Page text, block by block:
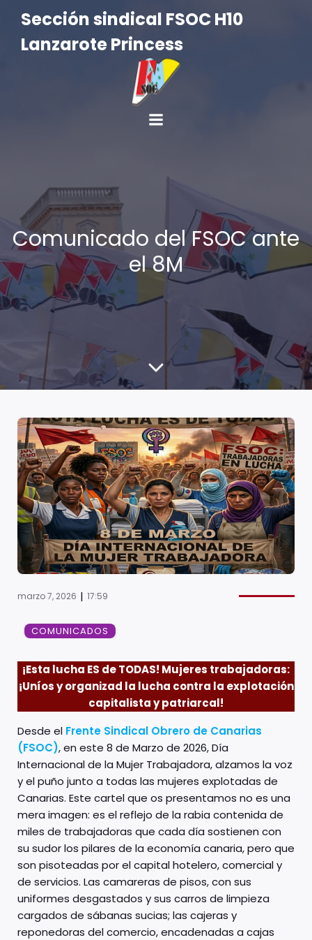
Sección sindical FSOC H10
Lanzarote Princess
Comunicado del FSOC ante
el 8M
marzo 7, 2026 | 17:59
COMUNICADOS
¡Esta lucha ES de TODAS! Mujeres trabajadoras:
¡Uníos y organizad la lucha contra la explotación
capitalista y patriarcal!
Desde el Frente Sindical Obrero de Canarias
(FSOC), en este 8 de Marzo de 2026, Día
Internacional de la Mujer Trabajadora, alzamos la voz
y el puño junto a todas las mujeres explotadas de
Canarias. Este cartel que os presentamos no es una
mera imagen: es el reflejo de la rabia contenida de
miles de trabajadoras que cada día sostienen con
su sudor los pilares de la economía canaria, pero que
son pisoteadas por el capital hotelero, comercial y
de servicios. Las camareras de pisos, con sus
uniformes desgastados y sus carros de limpieza
cargados de sábanas sucias; las cajeras y
reponedoras del comercio, encadenadas a cajas